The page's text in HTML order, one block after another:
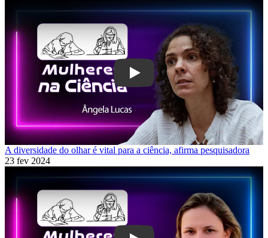
Play
A diversidade do olhar é vital para a ciência, afirma pesquisadora
23 fev 2024